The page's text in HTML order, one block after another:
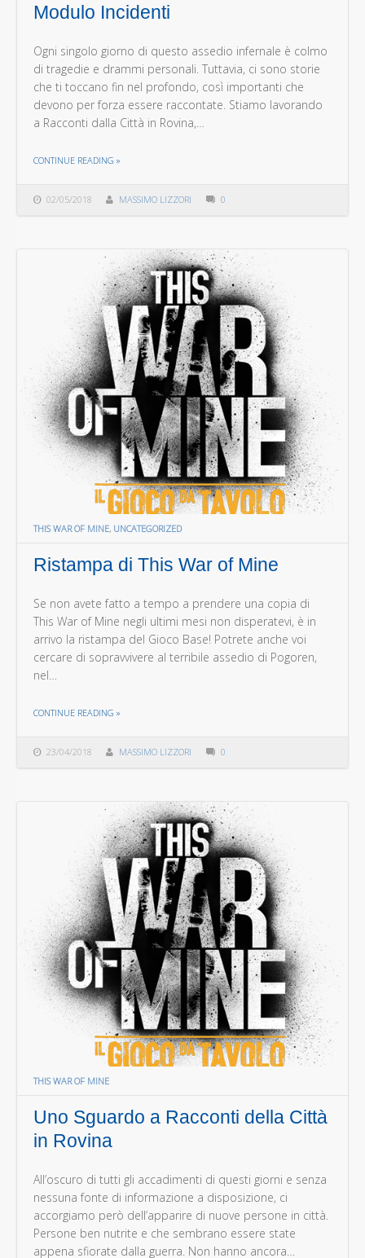
Modulo Incidenti
02/05/2018 MASSIMO LIZZORI 0
Ogni singolo giorno di questo assedio infernale è colmo
di tragedie e drammi personali. Tuttavia, ci sono storie
che ti toccano fin nel profondo, così importanti che
devono per forza essere raccontate. Stiamo lavorando
a Racconti dalla Città in Rovina,…
CONTINUE READING THE "RACCONTI DALLA CITTÀ IN ROVINA IL MODULO INCIDENTI"
»
THIS WAR OF MINE, UNCATEGORIZED
Ristampa di This War of Mine
23/04/2018 MASSIMO LIZZORI 0
Se non avete fatto a tempo a prendere una copia di
This War of Mine negli ultimi mesi non disperatevi, è in
arrivo la ristampa del Gioco Base! Potrete anche voi
cercare di sopravvivere al terribile assedio di Pogoren,
nel…
CONTINUE READING »
THIS WAR OF MINE
Uno Sguardo a Racconti della Città
in Rovina
All’oscuro di tutti gli accadimenti di questi giorni e senza
nessuna fonte di informazione a disposizione, ci
accorgiamo però dell’apparire di nuove persone in città.
Persone ben nutrite e che sembrano essere state
appena sfiorate dalla guerra. Non hanno ancora…